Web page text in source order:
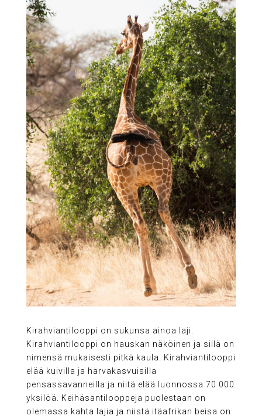
Kirahviantilooppi on sukunsa ainoa laji.
Kirahviantilooppi on hauskan näköinen ja sillä on
nimensä mukaisesti pitkä kaula. Kirahviantilooppi
elää kuivilla ja harvakasvuisilla
pensassavanneilla ja niitä elää luonnossa 70 000
yksilöä. Keihäsantilooppeja puolestaan on
olemassa kahta lajia ja niistä itäafrikan beisa on